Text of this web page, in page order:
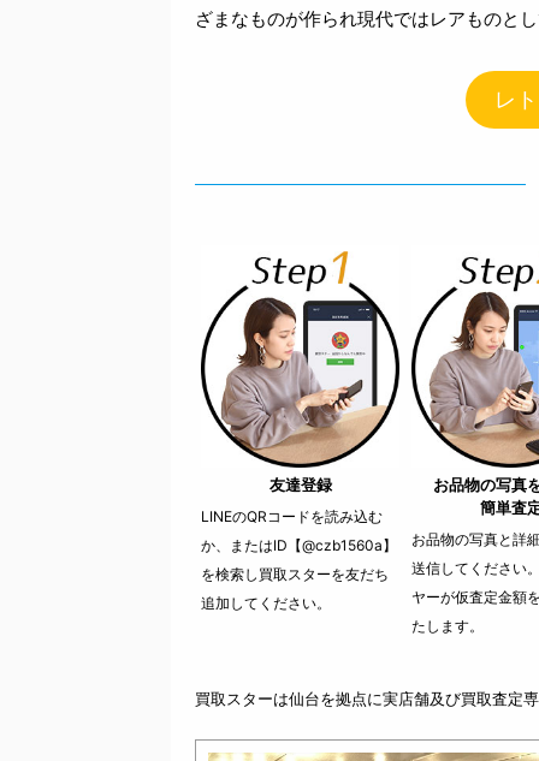
ざまなものが作られ現代ではレアものと
レ
友達登録
LINEのQRコードを読み込む
か、またはID【@czb1560a】
を検索し買取スターを友だち
追加してください。
お品物の写真
簡単査
お品物の写真と詳
送信してください
ヤーが仮査定金額
たします。
買取スターは仙台を拠点に実店舗及び買取査定